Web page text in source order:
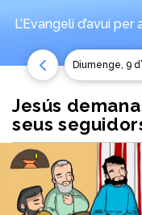
L’Evangeli d’avui per
diumenge, 9
Jesús
seus